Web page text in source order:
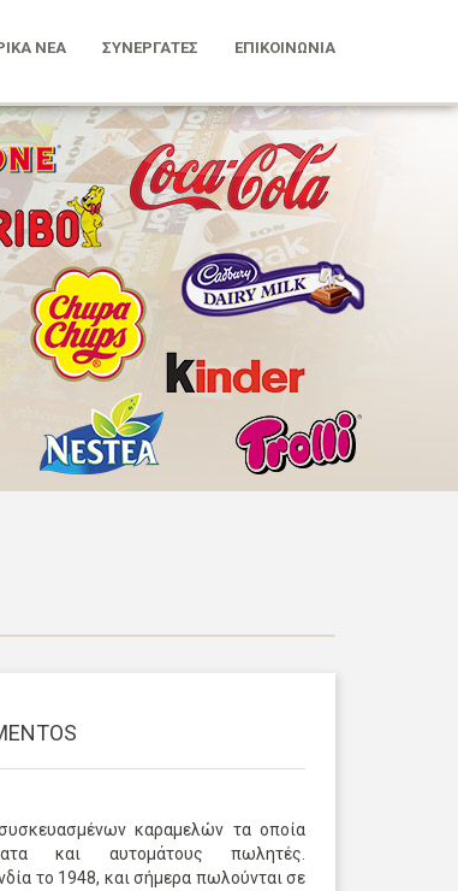
ΝΕΑ ΣΥΝΕΡΓΑΤΕΣ ΕΠΙΚΟΙΝΩΝΙΑ
καραμελών τα οποία
και αυτομάτους πωλητές.
το 1948, και σήμερα πωλούνται σε